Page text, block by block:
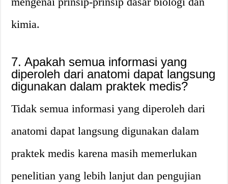
kimia.
7. Apakah semua informasi yang
diperoleh dari anatomi dapat langsung
digunakan dalam praktek medis?
Tidak semua informasi yang diperoleh dari
anatomi dapat langsung digunakan dalam
praktek medis karena masih memerlukan
penelitian yang lebih lanjut dan pengujian